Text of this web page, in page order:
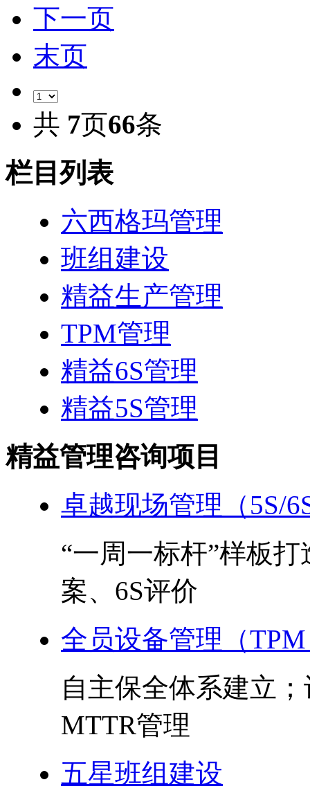
下一页
末页
共 7页66条
栏目列表
六西格玛管理
班组建设
精益生产管理
TPM管理
精益6S管理
精益5S管理
精益管理咨询项目
卓越现场管理（5S/
“一周一标杆”样板
案、6S评价
全员设备管理（
自主保全体系建立
MTTR管理
五星班组建设